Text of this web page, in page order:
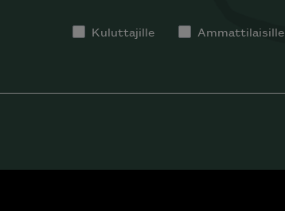
Kuluttajille Ammattilaisille